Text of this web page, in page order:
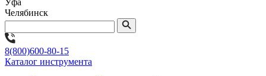
Уфа
Челябинск
8(800)600-80-15
Каталог инструмента